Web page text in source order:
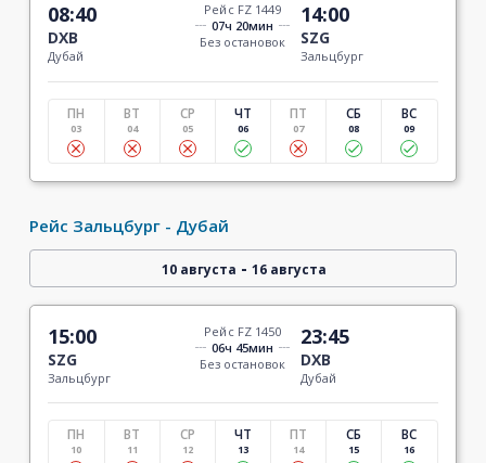
08:40
DXB
Дубай
Рейс FZ 1449
07ч 20мин
Без остановок
14:00
SZG
Зальцбург
ПН
03
ВТ
04
СР
05
ЧТ
06
ПТ
07
СБ
08
ВС
09
Рейс Зальцбург - Дубай
10 августа - 16 августа
15:00
SZG
Зальцбург
Рейс FZ 1450
06ч 45мин
Без остановок
23:45
DXB
Дубай
ПН
10
ВТ
11
СР
12
ЧТ
13
ПТ
14
СБ
15
ВС
16